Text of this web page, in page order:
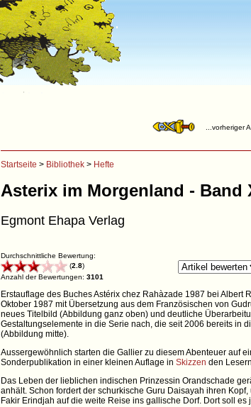
...vorheriger
Startseite > Bibliothek > Hefte
Asterix im Morgenland - Band
Egmont Ehapa Verlag
Durchschnittliche Bewertung:
(2.8)
Anzahl der Bewertungen: 3101
Erstauflage des Buches Astérix chez Rahàzade 1987 bei
Oktober 1987 mit Übersetzung aus dem Französischen von
neues Titelbild (Abbildung ganz oben) und deutliche
Gestaltungselemente in die Serie nach, die seit 2006 bereits in
(Abbildung mitte).
Aussergewöhnlich starten die Gallier zu diesem Abenteuer auf
Sonderpublikation in einer kleinen Auflage in Skizzen den
Das Leben der lieblichen indischen Prinzessin Orandschade
anhält. Schon fordert der schurkische Guru Daisayah ihren
Fakir Erindjah auf die weite Reise ins gallische Dorf. Dort soll